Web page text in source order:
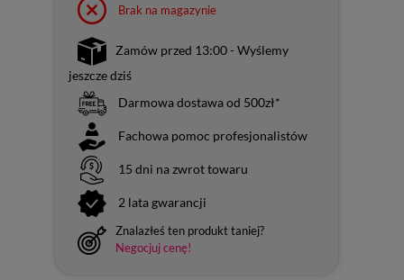
Brak na magazynie
Zamów przed 13:00 - Wyślemy
jeszcze dziś
Darmowa dostawa od 500zł*
Fachowa pomoc profesjonalistów
15 dni na zwrot towaru
2 lata gwarancji
Znalazłeś ten produkt taniej?
Negocjuj cenę!